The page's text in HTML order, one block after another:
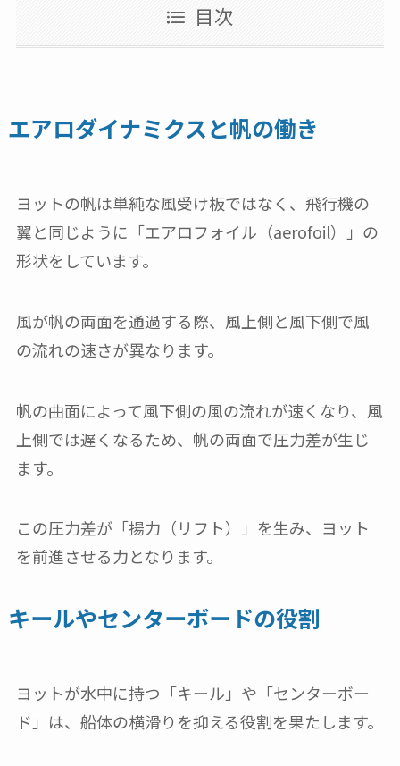
目次
エアロダイナミクスと帆の働き
ヨットの帆は単純な風受け板ではなく、飛行機の
翼と同じように「エアロフォイル（aerofoil）」の
形状をしています。
風が帆の両面を通過する際、風上側と風下側で風
の流れの速さが異なります。
帆の曲面によって風下側の風の流れが速くなり、風
上側では遅くなるため、帆の両面で圧力差が生じ
ます。
この圧力差が「揚力（リフト）」を生み、ヨット
を前進させる力となります。
キールやセンターボードの役割
ヨットが水中に持つ「キール」や「センターボー
ド」は、船体の横滑りを抑える役割を果たします。